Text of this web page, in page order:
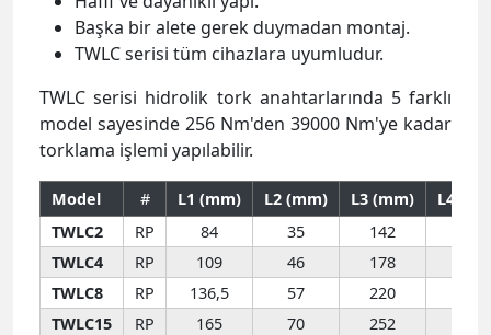
Başka bir alete gerek duymadan montaj.
TWLC serisi tüm cihazlara uyumludur.
TWLC serisi hidrolik tork anahtarlarında 5 farklı
model sayesinde 256 Nm'den 39000 Nm'ye kadar
torklama işlemi yapılabilir.
Model # L1 (mm) L2 (mm) L3 (mm)
L4
TWLC2
RP 84 35 142
TWLC4
RP 109 46 178
TWLC8
RP 136,5 57 220
TWLC15
RP 165 70 252